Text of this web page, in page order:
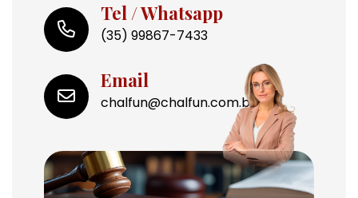
Tel / Whatsapp
(35) 99867-7433
Email
chalfun@chalfun.com.br